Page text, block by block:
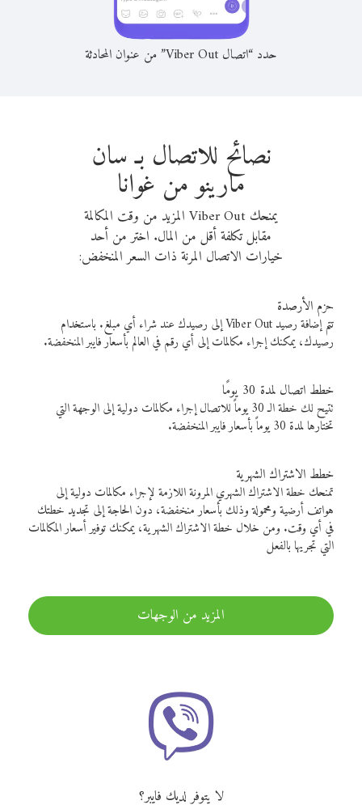
حدد “اتصال Viber Out” من عنوان المحادثة
نصائح للاتصال بـ سان
مارينو من غوانا
يمنحك Viber Out المزيد من وقت المكالمة
مقابل تكلفة أقل من المال. اختر من أحد
خيارات الاتصال المرنة ذات السعر المنخفض:
حزم الأرصدة
تتم إضافة رصيد Viber Out إلى رصيدك عند شراء أي مبلغ. باستخدام
رصيدك، يمكنك إجراء مكالمات إلى أي رقم في العالم بأسعار فايبر المنخفضة.
خطط اتصال لمدة 30 يومًا
تتيح لك خطة الـ 30 يوماً للاتصال إجراء مكالمات دولية إلى الوجهة التي
تختارها لمدة 30 يوماً بأسعار فايبر المنخفضة.
خطط الاشتراك الشهرية
تمنحك خطة الاشتراك الشهري المرونة اللازمة لإجراء مكالمات دولية إلى
هواتف أرضية ومحمولة وذلك بأسعار منخفضة، دون الحاجة إلى تجديد خطتك
في أي وقت. ومن خلال خطة الاشتراك الشهرية، يمكنك توفير أسعار المكالمات
التي تجريها بالفعل
المزيد من الوجهات
لا يتوفر لديك فايبر؟